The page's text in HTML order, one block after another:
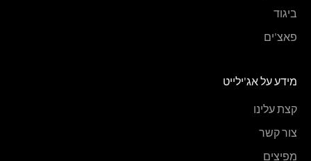
ביגוד
פאצ'ים
מידע על אג'ילייט
קצת עלינו
צור קשר
מפיצים